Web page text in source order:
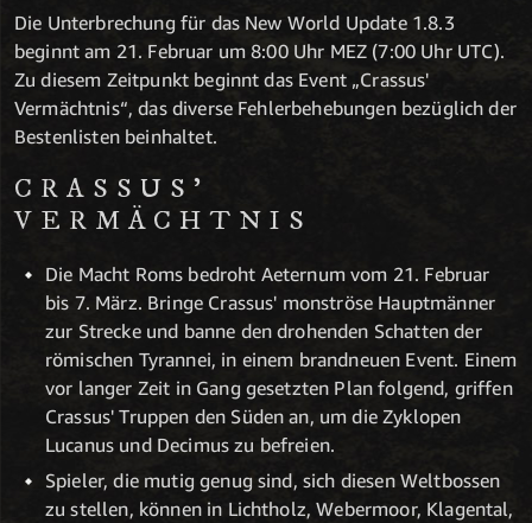
Die Unterbrechung für das New World Update 1.8.3
beginnt am 21. Februar um 8:00 Uhr MEZ (7:00 Uhr UTC).
Zu diesem Zeitpunkt beginnt das Event „Crassus'
Vermächtnis“, das diverse Fehlerbehebungen bezüglich der
Bestenlisten beinhaltet.
CRASSUS'
VERMÄCHTNIS
Die Macht Roms bedroht Aeternum vom 21. Februar
bis 7. März. Bringe Crassus' monströse Hauptmänner
zur Strecke und banne den drohenden Schatten der
römischen Tyrannei, in einem brandneuen Event. Einem
vor langer Zeit in Gang gesetzten Plan folgend, griffen
Crassus' Truppen den Süden an, um die Zyklopen
Lucanus und Decimus zu befreien.
Spieler, die mutig genug sind, sich diesen Weltbossen
zu stellen, können in Lichtholz, Webermoor, Klagental,